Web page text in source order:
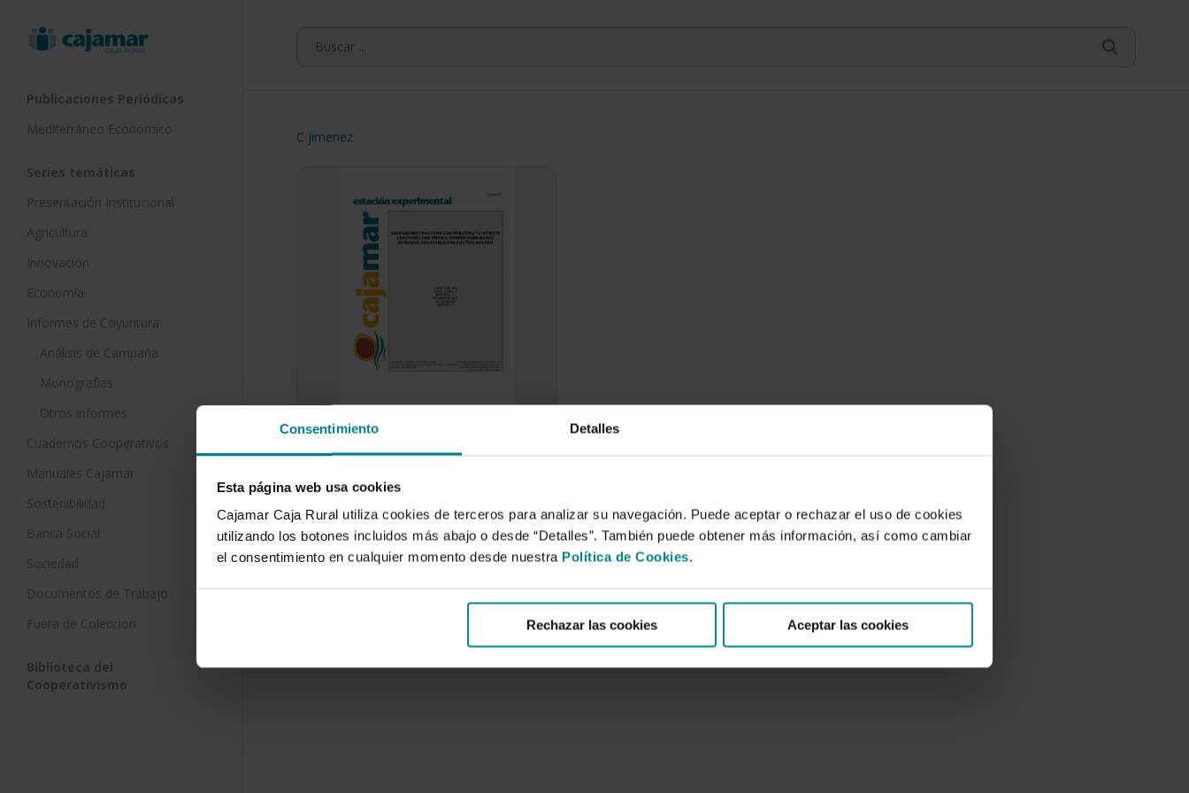
Consentimiento Detalles
Esta página web usa cookies
Cajamar Caja Rural utiliza cookies de terceros para analizar su navegación. Puede aceptar o rechazar el uso de cookies
utilizando los botones incluidos más abajo o desde “Detalles”. También puede obtener más información, así como cambiar
el consentimiento en cualquier momento desde nuestra Política de Cookies.
Rechazar las cookies Aceptar las cookies
Publicaciones Periódicas
Mediterráneo Económico
Series temáticas
Presentación Institucional
Agricultura
Innovación
Economía
Informes de Coyuntura:
Análisis de Campaña
Monografías
Otros informes
Cuadernos Cooperativos
Manuales Cajamar
Sostenibilidad
Banca Social
Sociedad
Documentos de Trabajo
Fuera de Colección
Biblioteca del
Cooperativismo
C jimenez
Contributing to Nitrate
Greenhouse-Based
Intensive Vegetable
10 de junio de 2004
Approx. 30,000 ha of simple